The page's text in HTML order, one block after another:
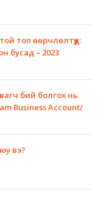
топ өөрчлөлтүүд:
бусад – 2023
бий болгох нь
Business Account/
вэ?